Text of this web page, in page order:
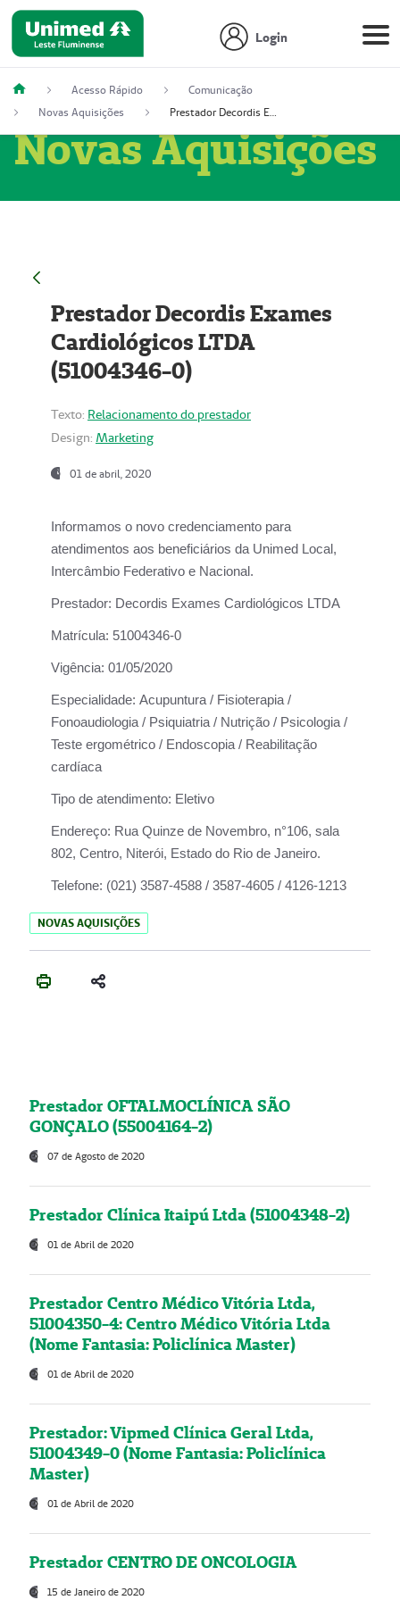
Login
Acesso Rápido
Comunicação
Novas Aquisições
Prestador Decordis Exames Cardiológicos LTDA (51004346-0)
Novas Aquisições
Prestador Decordis Exames
Cardiológicos LTDA
(51004346-0)
Texto: Relacionamento do prestador
Design: Marketing
01 de abril, 2020
Informamos o novo credenciamento para
atendimentos aos beneficiários da Unimed Local,
Intercâmbio Federativo e Nacional.
Prestador: Decordis Exames Cardiológicos LTDA
Matrícula: 51004346-0
Vigência: 01/05/2020
Especialidade: Acupuntura / Fisioterapia /
Fonoaudiologia / Psiquiatria / Nutrição / Psicologia /
Teste ergométrico / Endoscopia / Reabilitação
cardíaca
Tipo de atendimento: Eletivo
Endereço: Rua Quinze de Novembro, n°106, sala
802, Centro, Niterói, Estado do Rio de Janeiro.
Telefone: (021) 3587-4588 / 3587-4605 / 4126-1213
NOVAS AQUISIÇÕES
Prestador OFTALMOCLÍNICA SÃO
GONÇALO (55004164-2)
07 de Agosto de 2020
Prestador Clínica Itaipú Ltda (51004348-2)
01 de Abril de 2020
Prestador Centro Médico Vitória Ltda,
51004350-4: Centro Médico Vitória Ltda
(Nome Fantasia: Policlínica Master)
01 de Abril de 2020
Prestador: Vipmed Clínica Geral Ltda,
51004349-0 (Nome Fantasia: Policlínica
Master)
01 de Abril de 2020
Prestador CENTRO DE ONCOLOGIA
15 de Janeiro de 2020